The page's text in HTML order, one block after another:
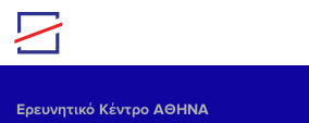
Skip to main content
Ερευνητικό Κέντρο ΑΘΗΝΑ